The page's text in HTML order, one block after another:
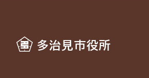
多治見市役所